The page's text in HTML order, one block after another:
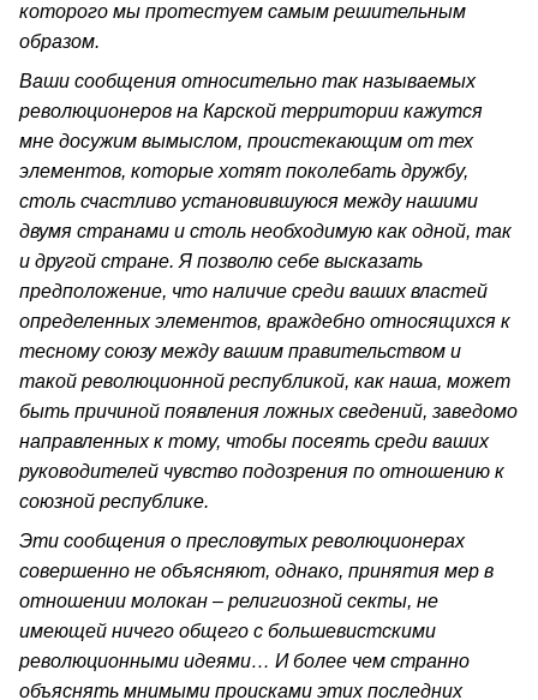
которого мы протестуем самым решительным
образом.
Ваши сообщения относительно так называемых
революционеров на Карской территории кажутся
мне досужим вымыслом, проистекающим от тех
элементов, которые хотят поколебать дружбу,
столь счастливо установившуюся между нашими
двумя странами и столь необходимую как одной, так
и другой стране. Я позволю себе высказать
предположение, что наличие среди ваших властей
определенных элементов, враждебно относящихся к
тесному союзу между вашим правительством и
такой революционной республикой, как наша, может
быть причиной появления ложных сведений, заведомо
направленных к тому, чтобы посеять среди ваших
руководителей чувство подозрения по отношению к
союзной республике.
Эти сообщения о пресловутых революционерах
совершенно не объясняют, однако, принятия мер в
отношении молокан – религиозной секты, не
имеющей ничего общего с большевистскими
революционными идеями… И более чем странно
объяснять мнимыми происками этих последних